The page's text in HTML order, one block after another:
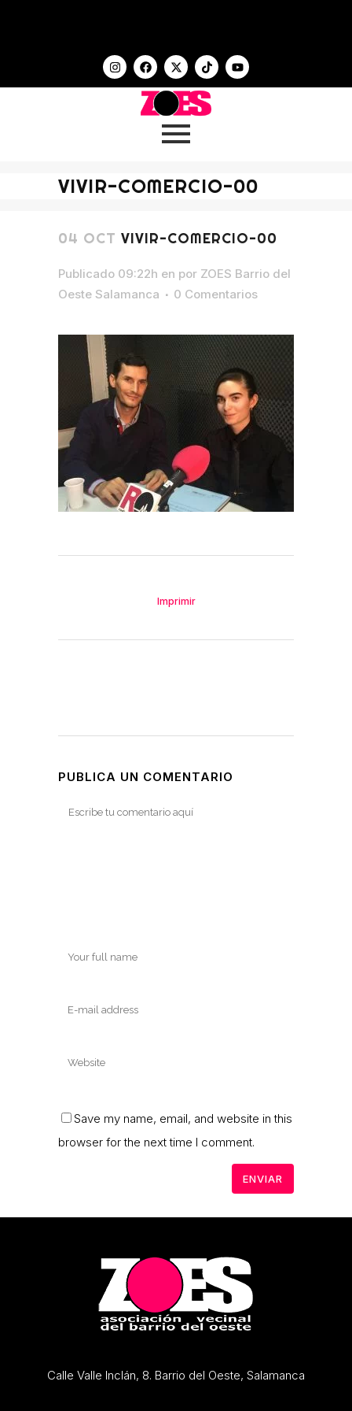
VIVIR-COMERCIO-00
04 OCT VIVIR-COMERCIO-00
Publicado 09:22h en por ZOES Barrio del
Oeste Salamanca
0 Comentarios
Imprimir
PUBLICA UN COMENTARIO
Save my name, email, and website in this
browser for the next time I comment.
Calle Valle Inclán, 8. Barrio del Oeste, Salamanca